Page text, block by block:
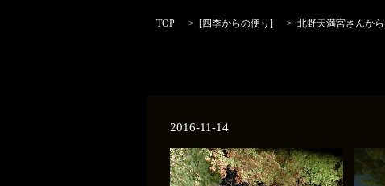
TOP [四季からの便り ] 北野天満宮さんか
2016-11-14